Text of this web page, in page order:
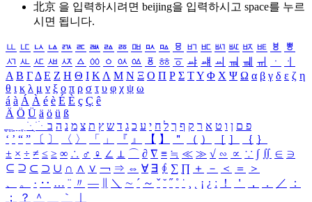
北京 을 입력하시려면 beijing을 입력하시고 space를 누르
시면 됩니다.
ㅥ ㅦ ㅧ ㅨ ㅩ ㅪ ㅫ ㅬ ㅭ ㅮ ㅯ ㅰ ㅱ ㅲ ㅳ ㅴ ㅵ ㅶ ㅷ ㅸ
ㅹ
ㅺ ㅻ ㅼ ㅽ ㅾ ㅿ ㆀ ㆁ ㆂ ㆃ ㆄ ㆅ ㆆ ㆇ ㆈ ㆉ ㆊ ㆋ ㆌ ㆍ
ㆎ
Α Β ΓΔ Ε Ζ Η Θ Ι ΚΛ Μ Ν Ξ Ο Π Ρ Σ ΤΥ Φ Χ Ψ Ω α β γ δ ε ζ η
θ ι κ λ μ ν ξ ο π ρ σ τ υ φ χ ψ ω
á à Á À é è É È ç Ç ê
Ä Ö Ü ä ö ü ß
ִֶֹ ֻּ ׁׂ פ ם ן ו ט א ר ק ף ך ל ח י ע כ ג ד ש ץ ת צ מ נ ה ב
‘ ’ “ ” 〔 〕 〈 〉 「 」 『 』 【 】 ＂ （ ） ［ ］ ｛ ｝
± × ÷ ≠ ≤ ≥ ∞ ∴ ♂ ♀ ∠ ⊥ ⌒ ∂ ∇ ≡ ≒ ≪ ≫ √ ∽ ∝ ∵ ∫ ∬ ∈ ∋
⊆ ⊇ ⊂ ⊃ ∪ ∩ ∧ ∨ ￢ ⇒ ⇔ ∀ ∃ ∮ ∑ ∏ ＋ － ＜ ＝
＞
、
。 · ‥ … ¨ 〃 ― ＼ ∼ ´ ～ ˇ ˘ ˝ ˚ ˙ ¸ ¡ ¿ ː ！ ＇ ， ． ／
：
；
？ ＾ ｀